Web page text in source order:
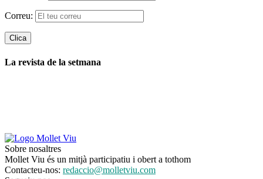
Correu:
La revista de la setmana
Sobre nosaltres
Mollet Viu és un mitjà participatiu i obert a tothom
Contacteu-nos: redaccio@molletviu.com